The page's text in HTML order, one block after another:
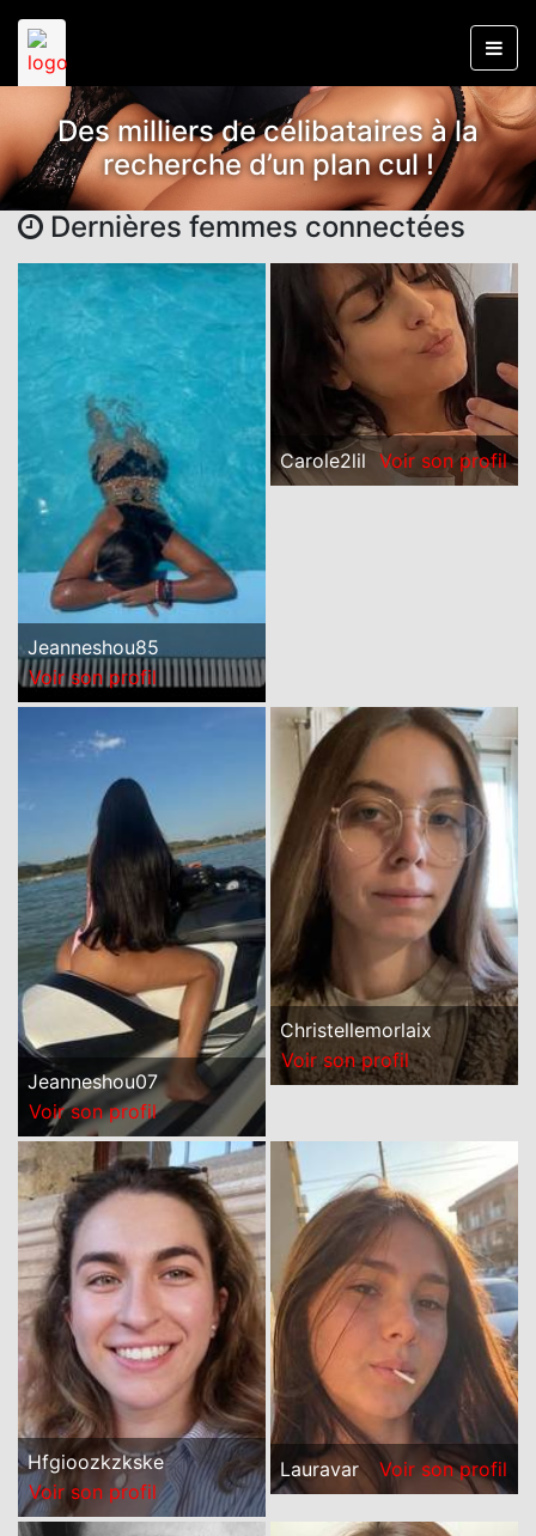
Des milliers de célibataires à la
recherche d’un plan cul !
Dernières femmes connectées
Jeanneshou85
Voir son profil
Carole2lil Voir son profil
Jeanneshou07
Voir son profil
Christellemorlaix
Voir son profil
Hfgioozkzkske
Voir son profil
Lauravar Voir son profil